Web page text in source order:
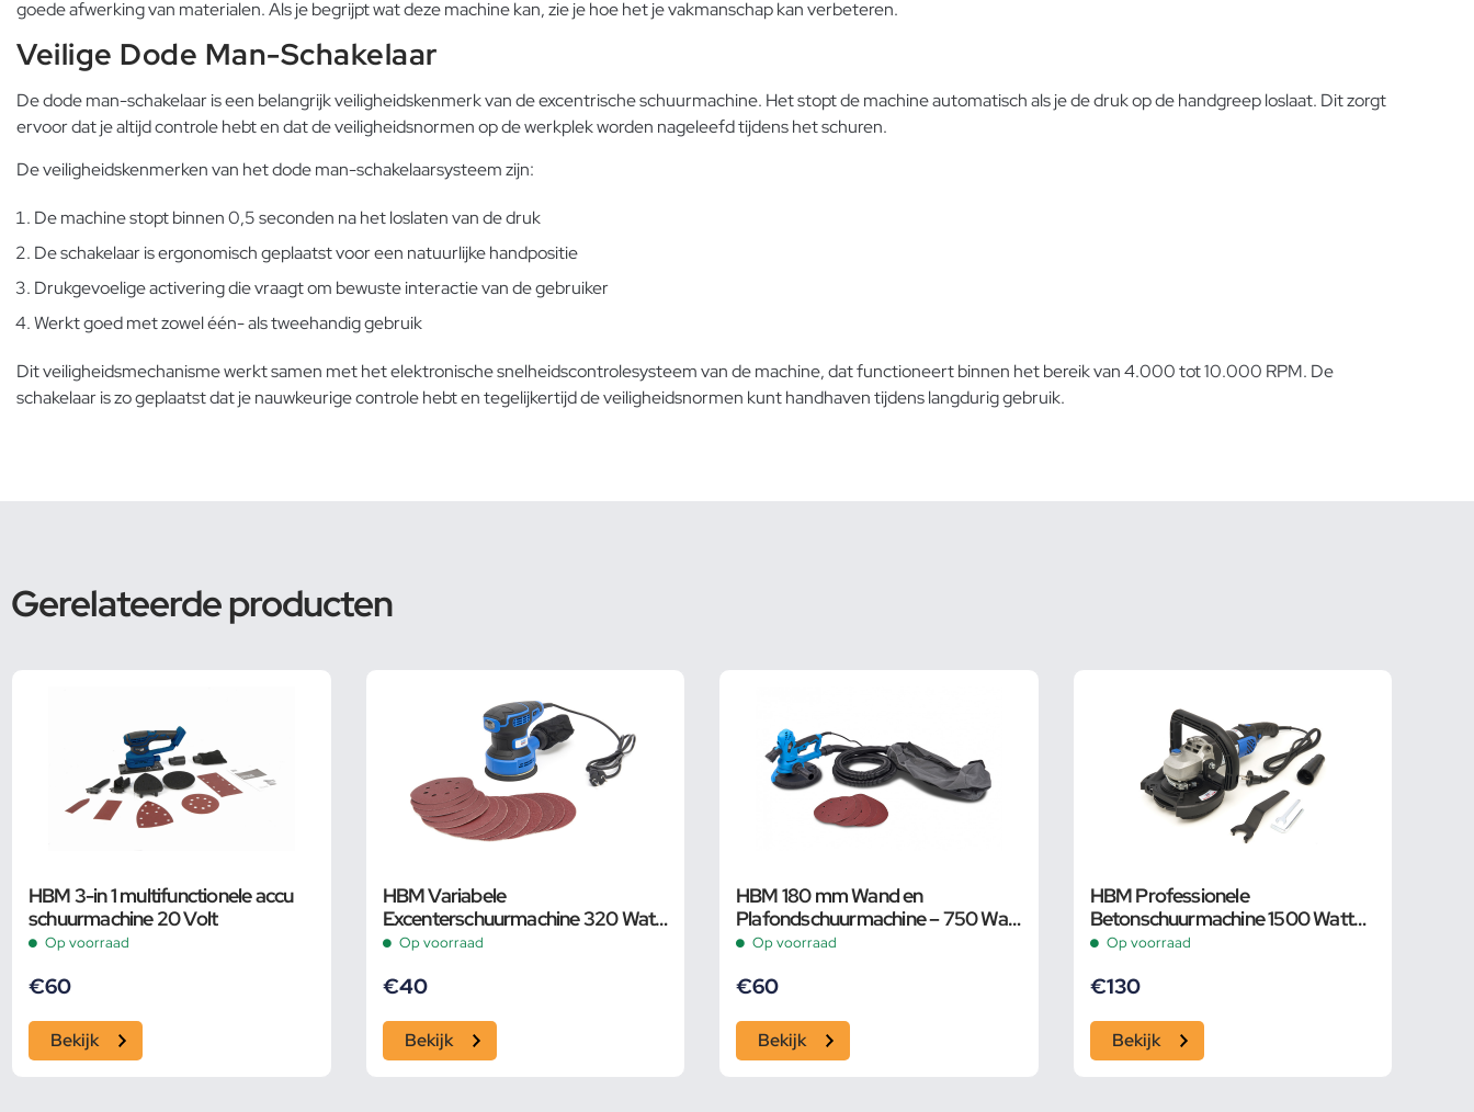
goede afwerking van materialen. Als je begrijpt wat deze machine kan, zie je hoe het je vakmanschap kan verbeteren.
Veilige Dode Man-Schakelaar
De dode man-schakelaar is een belangrijk veiligheidskenmerk van de excentrische schuurmachine. Het stopt de machine automatisch als je de druk op de handgreep loslaat. Dit zorgt
ervoor dat je altijd controle hebt en dat de veiligheidsnormen op de werkplek worden nageleefd tijdens het schuren.
De veiligheidskenmerken van het dode man-schakelaarsysteem zijn:
De machine stopt binnen 0,5 seconden na het loslaten van de druk
De schakelaar is ergonomisch geplaatst voor een natuurlijke handpositie
Drukgevoelige activering die vraagt om bewuste interactie van de gebruiker
Werkt goed met zowel één- als tweehandig gebruik
Dit veiligheidsmechanisme werkt samen met het elektronische snelheidscontrolesysteem van de machine, dat functioneert binnen het bereik van 4.000 tot 10.000 RPM. De
schakelaar is zo geplaatst dat je nauwkeurige controle hebt en tegelijkertijd de veiligheidsnormen kunt handhaven tijdens langdurig gebruik.
Gerelateerde producten
HBM 3-in 1 multifunctionele accu
schuurmachine 20 Volt
Op voorraad
€60
Bekijk
HBM Variabele
Excenterschuurmachine 320 Watt
Inclusief 12 Schuurvellen
Op voorraad
€40
Bekijk
HBM 180 mm Wand en
Plafondschuurmachine – 750 Watt
Met LED Lamp
Op voorraad
€60
Bekijk
HBM Professionele
Betonschuurmachine 1500 Watt
125 mm
Op voorraad
€130
Bekijk